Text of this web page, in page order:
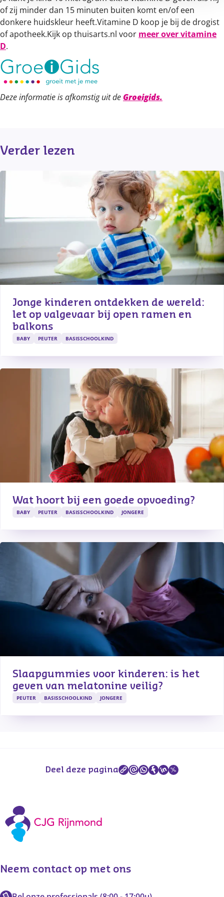
of zij minder dan 15 minuten buiten komt en/of een
donkere huidskleur heeft.Vitamine D koop je bij de drogist
of apotheek.Kijk op thuisarts.nl voor meer over vitamine
D.
Deze informatie is afkomstig uit deGroeigids.
Verder lezen
Jonge kinderen ontdekken de wereld:
let op valgevaar bij open ramen en
balkons
BABY PEUTER BASISSCHOOLKIND
Wat hoort bij een goede opvoeding?
BABY PEUTER BASISSCHOOLKIND JONGERE
Slaapgummies voor kinderen: is het
geven van melatonine veilig?
PEUTER BASISSCHOOLKIND JONGERE
Deel deze pagina
Neem contact op met ons